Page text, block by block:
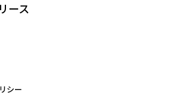
ース
シー